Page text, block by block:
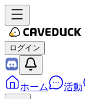
ログイン
ホーム 活動